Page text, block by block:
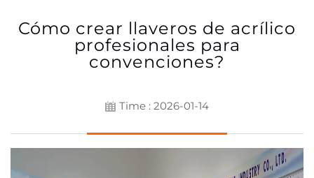
Cómo crear llaveros de acrílico
profesionales para
convenciones?
Time : 2026-01-14